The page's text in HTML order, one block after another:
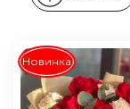
Новинка